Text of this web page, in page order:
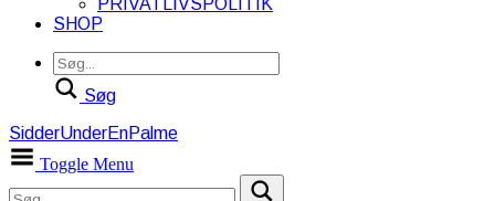
PRIVATLIVSPOLITIK
SHOP
Søg
SidderUnderEnPalme
Toggle Menu